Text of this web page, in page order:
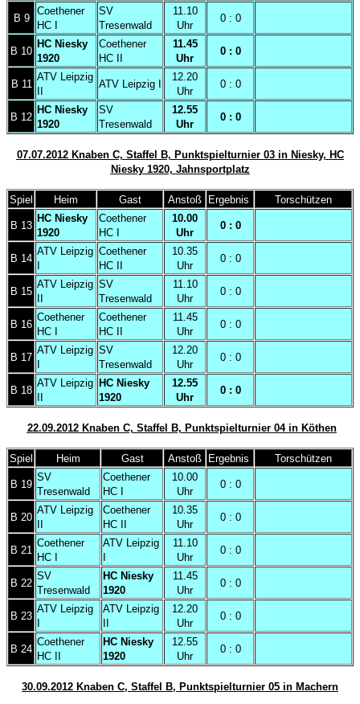
B 9
Coethener
HC I
SV
Tresenwald
11.10
Uhr
0 : 0
B 10
HC Niesky
1920
Coethener
HC II
11.45
Uhr
0 : 0
B 11
ATV Leipzig
ATV Leipzig I
12.20
Uhr
0 : 0
B 12
HC Niesky
1920
SV
Tresenwald
12.55
Uhr
0 : 0
07.07.2012 Knaben C, Staffel B, Punktspielturnier 03 in Niesky, HC
Niesky 1920, Jahnsportplatz
Spiel Heim Gast Anstoß Ergebnis Torschützen
B 13
HC Niesky
1920
Coethener
HC I
10.00
Uhr
0 : 0
B 14
ATV Leipzig Coethener
HC II
10.35
Uhr
0 : 0
B 15
ATV Leipzig SV
Tresenwald
11.10
Uhr
0 : 0
B 16
Coethener
HC I
Coethener
HC II
11.45
Uhr
0 : 0
B 17
ATV Leipzig SV
Tresenwald
12.20
Uhr
0 : 0
B 18
ATV Leipzig HC Niesky
1920
12.55
Uhr
0 : 0
22.09.2012 Knaben C, Staffel B, Punktspielturnier 04 in Köthen
Spiel Heim Gast Anstoß Ergebnis Torschützen
B 19
SV
Tresenwald
Coethener
HC I
10.00
Uhr
0 : 0
B 20
ATV Leipzig
Coethener
HC II
10.35
Uhr
0 : 0
B 21
Coethener
HC I
ATV Leipzig
11.10
Uhr
0 : 0
B 22
SV
Tresenwald
HC Niesky
1920
11.45
Uhr
0 : 0
B 23
ATV Leipzig
ATV Leipzig
12.20
Uhr
0 : 0
B 24
Coethener
HC II
HC Niesky
1920
12.55
Uhr
0 : 0
30.09.2012 Knaben C, Staffel B, Punktspielturnier 05 in Machern